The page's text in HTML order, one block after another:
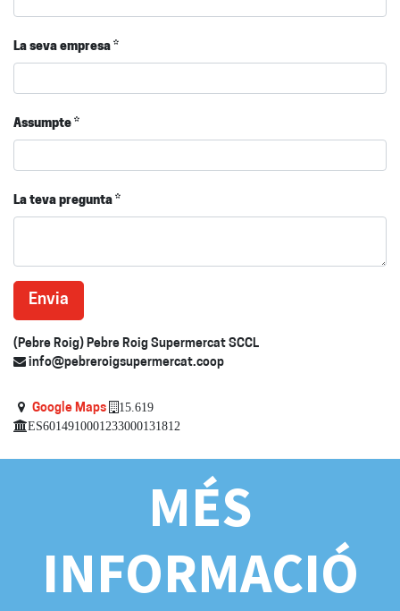
La seva empresa
Assumpte
La teva pregunta
Envia
(Pebre Roig) Pebre Roig Supermercat SCCL
info@pebreroigsupermercat.coop
Google Maps
15.619
ES6014910001233000131812
MÉS
INFORMACIÓ